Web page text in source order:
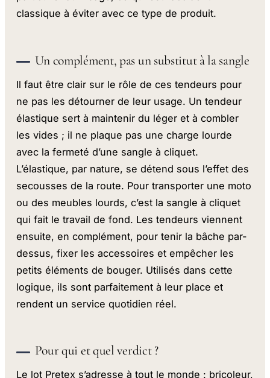
classique à éviter avec ce type de produit.
Un complément, pas un substitut à la sangle
Il faut être clair sur le rôle de ces tendeurs pour
ne pas les détourner de leur usage. Un tendeur
élastique sert à maintenir du léger et à combler
les vides ; il ne plaque pas une charge lourde
avec la fermeté d’une sangle à cliquet.
L’élastique, par nature, se détend sous l’effet des
secousses de la route. Pour transporter une moto
ou des meubles lourds, c’est la sangle à cliquet
qui fait le travail de fond. Les tendeurs viennent
ensuite, en complément, pour tenir la bâche par-
dessus, fixer les accessoires et empêcher les
petits éléments de bouger. Utilisés dans cette
logique, ils sont parfaitement à leur place et
rendent un service quotidien réel.
Pour qui et quel verdict ?
Le lot Pretex s’adresse à tout le monde : bricoleur,